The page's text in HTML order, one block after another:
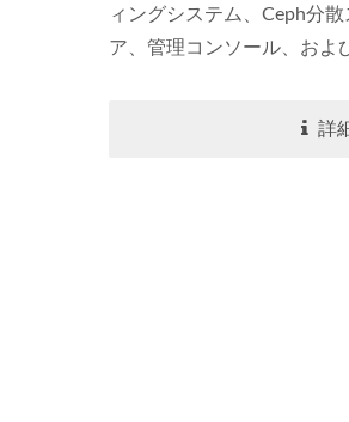
ィングシステム、Ceph分
ア、管理コンソール、およ
詳